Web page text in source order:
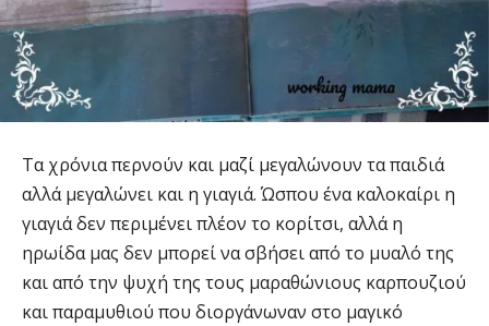
Τα χρόνια περνούν και μαζί μεγαλώνουν τα παιδιά
αλλά μεγαλώνει και η γιαγιά. Ώσπου ένα καλοκαίρι η
γιαγιά δεν περιμένει πλέον το κορίτσι, αλλά η
ηρωίδα μας δεν μπορεί να σβήσει από το μυαλό της
και από την ψυχή της τους μαραθώνιους καρπουζιού
και παραμυθιού που διοργάνωναν στο μαγικό